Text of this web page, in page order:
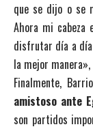
que se dijo o se
Ahora mi cabeza
disfrutar día a
la mejor
Finalmente,
amistoso ante
son partidos